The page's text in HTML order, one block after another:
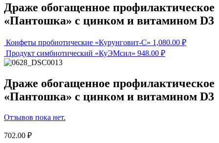
Драже обогащенное профилактическое
«Пантошка» с цинком и витамином D3
Конфеты пробиотические «Курунговит-С» 1,080.00 ₽
Продукт симбиотический «КуЭМсил» 948.00 ₽
Драже обогащенное профилактическое
«Пантошка» с цинком и витамином D3
Отзывов пока нет.
702.00 ₽